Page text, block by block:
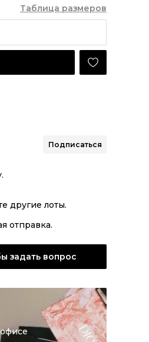
Таблица размеров
Подписаться
другие лоты.
отправка.
задать вопрос